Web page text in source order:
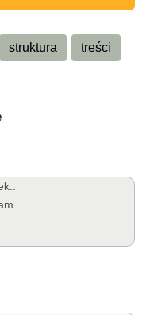
struktura treści